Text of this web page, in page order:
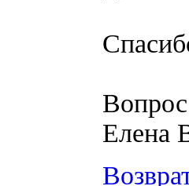
Елена